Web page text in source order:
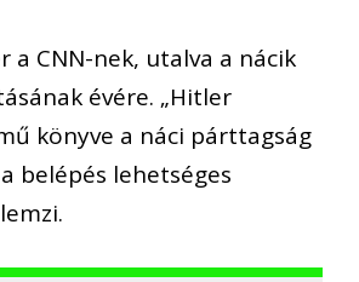
a CNN-nek, utalva a nácik
évére. „Hitler
könyve a náci párttagság
belépés lehetséges